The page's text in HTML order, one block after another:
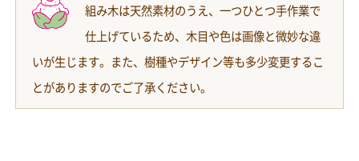
組み木は天然素材のうえ、一つひとつ手作業で
仕上げているため、木目や色は画像と微妙な違
いが生じます。また、樹種やデザイン等も多少変更するこ
とがありますのでご了承ください。